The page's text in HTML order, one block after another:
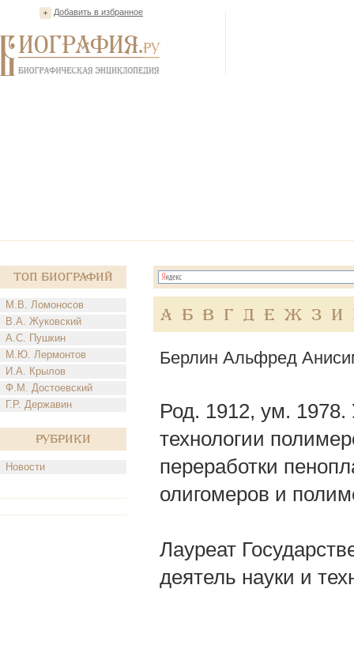
Добавить в избранное
Топ Биографий
М.В. Ломоносов
В.А. Жуковский
А.С. Пушкин
М.Ю. Лермонтов
И.А. Крылов
Ф.М. Достоевский
Г.Р. Державин
Рубрики
Новости
А Б В Г Д Е Ж З И
Берлин Альфред
Род. 1912, ум.
технологии
переработки
олигомеров и
Лауреат
деятель науки и